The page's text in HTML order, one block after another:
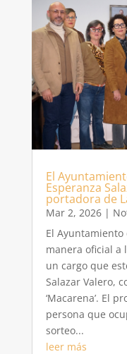
El
Esperanza
portadora de
Mar 2, 2026|
El
manera oficial a
un cargo que
Salazar Valero,
‘Macarena’. El
persona que
sorteo...
leer más